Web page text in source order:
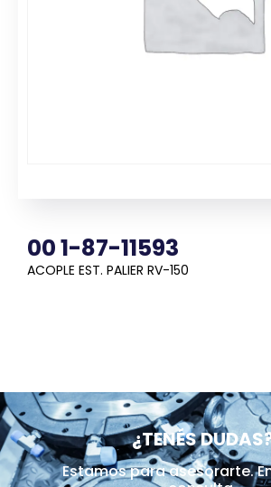
00 1-87-11593
ACOPLE EST. PALIER RV-150
¿TENÉS
Estamos para asesorarte.